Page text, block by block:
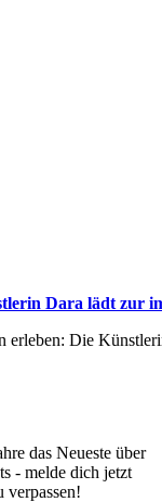
KI generiert
Dara lädt zur
erleben: Die
das Neueste über
- melde dich jetzt